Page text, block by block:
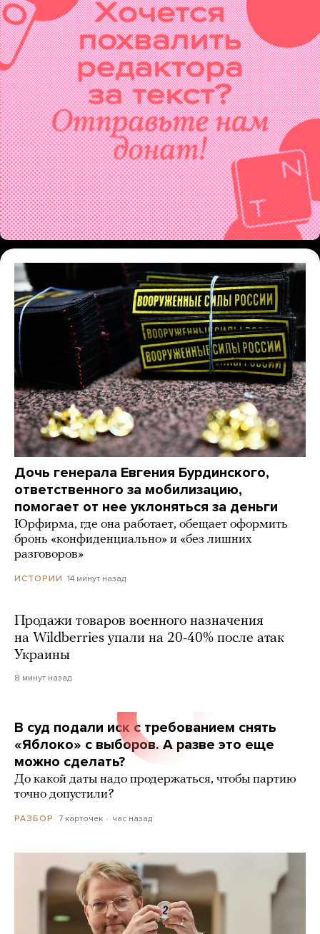
Дочь генерала Евгения Бурдинского,
ответственного за мобилизацию,
помогает от нее уклоняться за деньги
Юрфирма, где она работает, обещает оформить
бронь «конфиденциально» и «без лишних
разговоров»
ИСТОРИИ 14 минут назад
Продажи товаров военного назначения
на Wildberries упали на 20-40% после атак
Украины
8 минут назад
В суд подали иск с требованием снять
«Яблоко» с выборов. А разве это еще
можно сделать?
До какой даты надо продержаться, чтобы партию
точно допустили?
РАЗБОР 7 карточек час назад